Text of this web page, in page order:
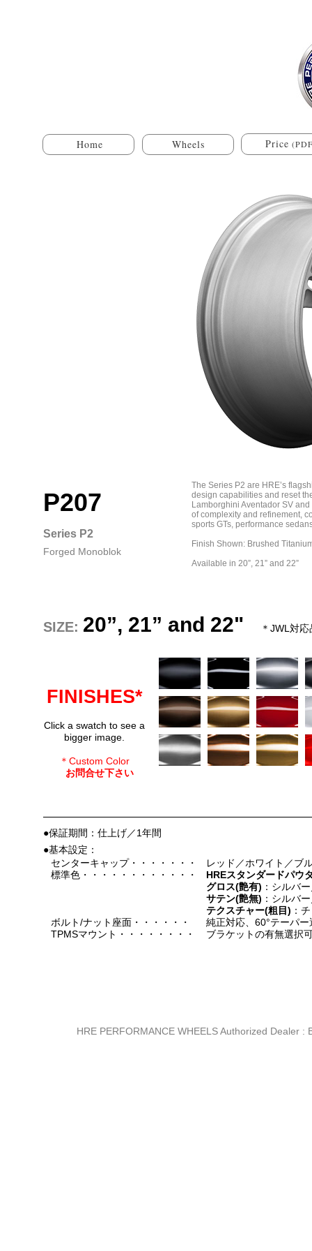
Home Wheels Price
P207
Series P2
Forged Monoblok
The Series P2 are HRE’s
design capabilities and reset
Lamborghini Aventador SV
of complexity and refinement,
sports GTs, performance
Finish Shown: Brushed
Available in 20”, 21” and 22”
SIZE: 20”, 21” and 22" ＊JWL対応
FINISHES*
Click a swatch to see a
bigger image.
＊Custom Color
お問合せ下さい
●保証期間：仕上げ／1年間
●基本設定：
センターキャップ・・・・・・・
標準色・・・・・・・・・・・・
ボルト/ナット座面・・・・・・
TPMSマウント・・・・・・・・
レッド／ホワイト／ブ
HREスタンダードパウ
グロス(艶有) ：シルバ
サテン(艶無) ：シルバ
テクスチャー(粗目) ：
純正対応、60°テーパー
ブラケットの有無選択
HRE PERFORMANCE WHEELS Authorized Dealer